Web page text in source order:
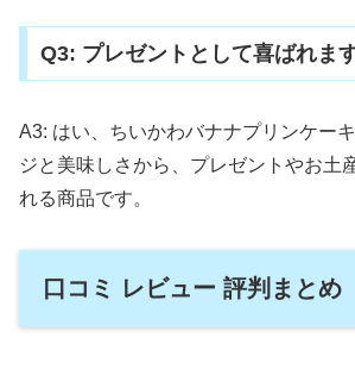
Q3: プレゼントとして喜ばれま
A3: はい、ちいかわバナナプリンケー
ジと美味しさから、プレゼントやお土
れる商品です。
口コミ レビュー 評判まとめ